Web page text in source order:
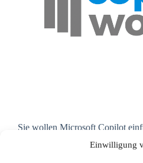
Einwilligung
Sie wollen Microsoft Copilot
Technologie zu aktivieren, ist